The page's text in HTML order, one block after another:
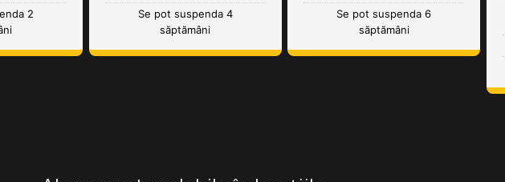
2
Se pot suspenda 4
săptămâni
Se pot suspenda 6
săptămâni